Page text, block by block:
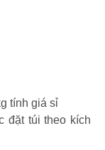
tính giá sỉ
đặt túi theo kích